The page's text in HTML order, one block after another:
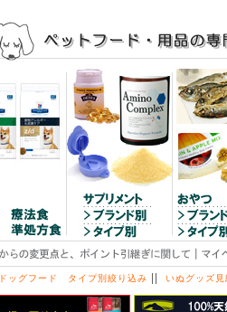
ドッグフード タイプ別絞り込み || いぬグッズ見